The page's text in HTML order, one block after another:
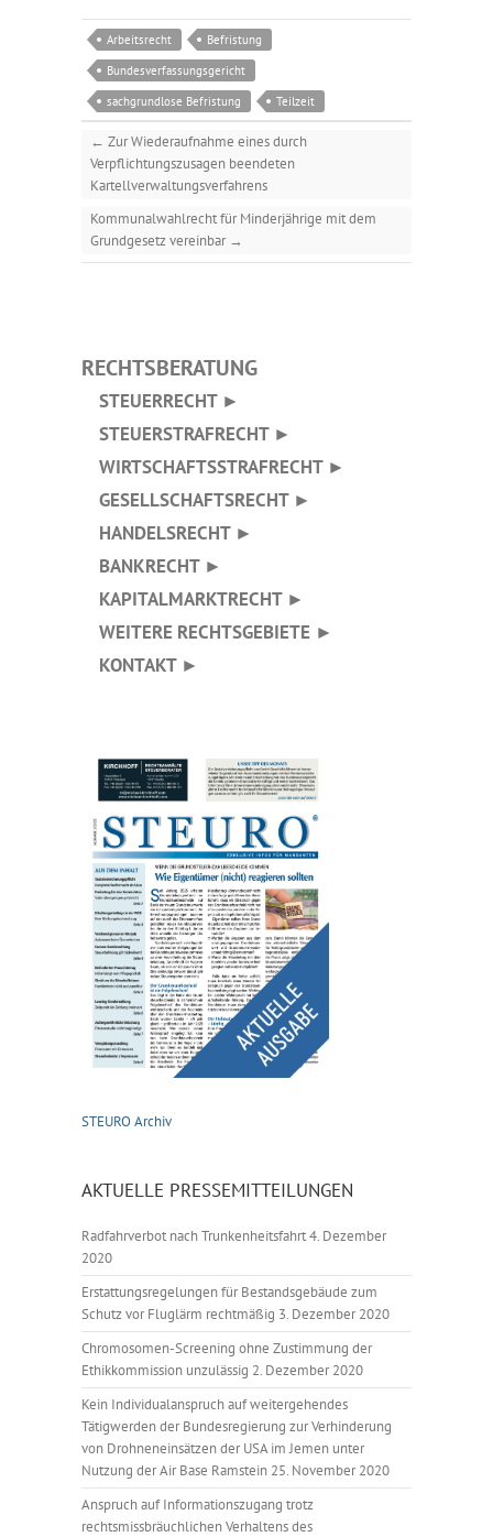
Arbeitsrecht
Befristung
Bundesverfassungsgericht
sachgrundlose Befristung
Teilzeit
← Zur Wiederaufnahme eines durch
Verpflichtungszusagen beendeten
Kartellverwaltungsverfahrens
Kommunalwahlrecht für Minderjährige mit dem
Grundgesetz vereinbar →
RECHTSBERATUNG
STEUERRECHT ►
STEUERSTRAFRECHT ►
WIRTSCHAFTSSTRAFRECHT ►
GESELLSCHAFTSRECHT ►
HANDELSRECHT ►
BANKRECHT ►
KAPITALMARKTRECHT ►
WEITERE RECHTSGEBIETE ►
KONTAKT ►
STEURO Archiv
AKTUELLE PRESSEMITTEILUNGEN
Radfahrverbot nach Trunkenheitsfahrt4. Dezember
2020
Erstattungsregelungen für Bestandsgebäude zum
Schutz vor Fluglärm rechtmäßig 3. Dezember 2020
Chromosomen-Screening ohne Zustimmung der
Ethikkommission unzulässig 2. Dezember 2020
Kein Individualanspruch auf weitergehendes
Tätigwerden der Bundesregierung zur Verhinderung
von Drohneneinsätzen der USA im Jemen unter
Nutzung der Air Base Ramstein 25. November 2020
Anspruch auf Informationszugang trotz
rechtsmissbräuchlichen Verhaltens des